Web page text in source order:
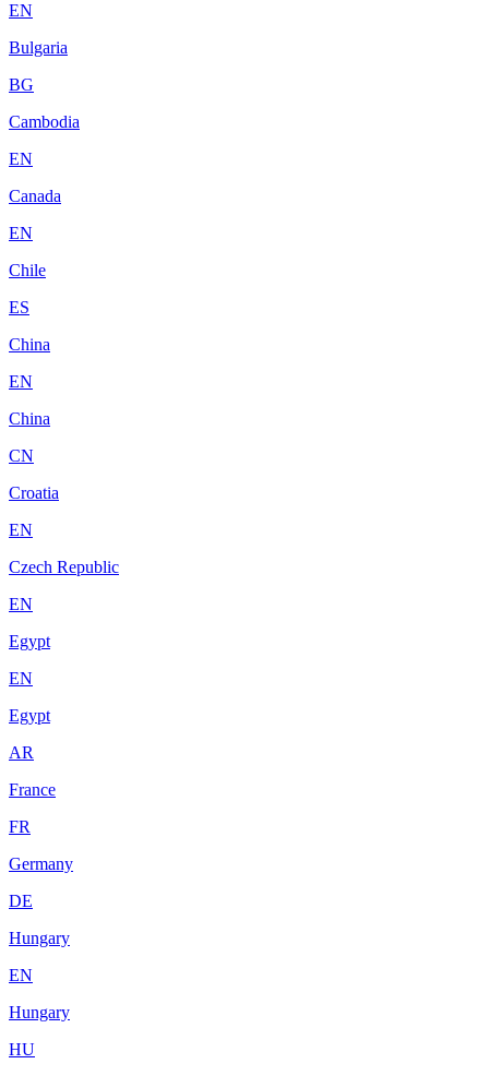
EN
Bulgaria
BG
Cambodia
EN
Canada
EN
Chile
ES
China
EN
China
CN
Croatia
EN
Czech Republic
EN
Egypt
EN
Egypt
AR
France
FR
Germany
DE
Hungary
EN
Hungary
HU